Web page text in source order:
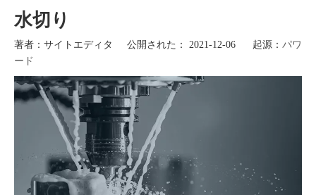
水切り
著者：サイトエディタ 公開された： 2021-12-06 起源： パワ
ード